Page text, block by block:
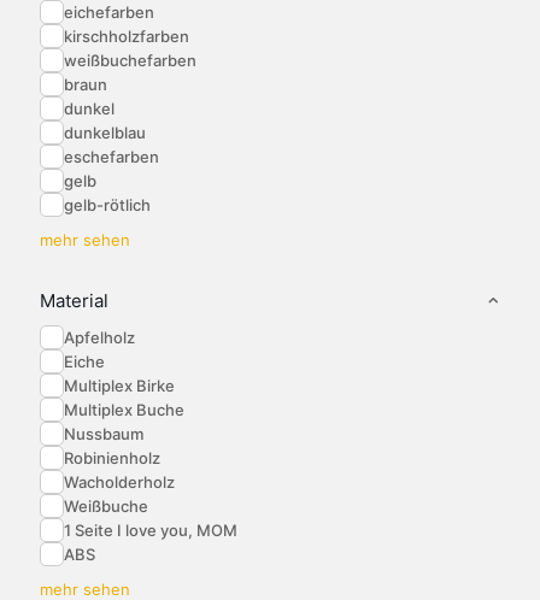
eichefarben
kirschholzfarben
weißbuchefarben
braun
dunkel
dunkelblau
eschefarben
gelb
gelb-rötlich
mehr sehen
Material
Apfelholz
Eiche
Multiplex Birke
Multiplex Buche
Nussbaum
Robinienholz
Wacholderholz
Weißbuche
1 Seite I love you, MOM
ABS
mehr sehen